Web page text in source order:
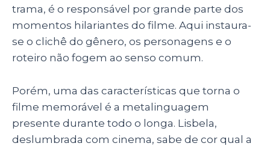
trama, é o responsável por grande parte dos
momentos hilariantes do filme. Aqui instaura-
se o clichê do gênero, os personagens e o
roteiro não fogem ao senso comum.
Porém, uma das características que torna o
filme memorável é a metalinguagem
presente durante todo o longa. Lisbela,
deslumbrada com cinema, sabe de cor qual a